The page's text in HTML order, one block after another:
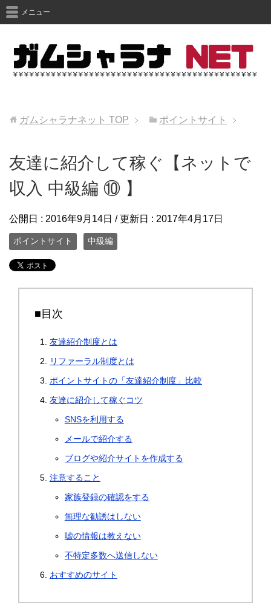
メニュー
ガムシャラナネット TOP ポイントサイト
友達に紹介して稼ぐ【ネットで
収入 中級編 ⑩ 】
公開日 : 2016年9月14日 / 更新日 : 2017年4月17日
ポイントサイト 中級編
■目次
友達紹介制度とは
リファーラル制度とは
ポイントサイトの「友達紹介制度」比較
友達に紹介して稼ぐコツ
SNSを利用する
メールで紹介する
ブログや紹介サイトを作成する
注意すること
家族登録の確認をする
無理な勧誘はしない
嘘の情報は教えない
不特定多数へ送信しない
おすすめのサイト